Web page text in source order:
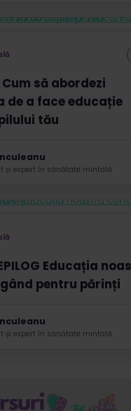
Cum să abordezi
de a face educație
tău
și expert în sănătate mintală
EPILOG Educația
pentru părinți
și expert în sănătate mintală